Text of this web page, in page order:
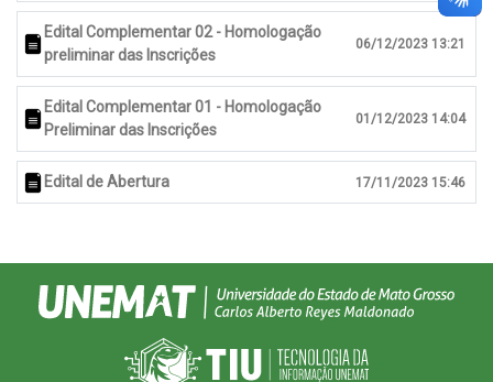
Edital Complementar 02 - Homologação
preliminar das Inscrições
06/12/2023 13:21
Edital Complementar 01 - Homologação
Preliminar das Inscrições
01/12/2023 14:04
Edital de Abertura 17/11/2023 15:46